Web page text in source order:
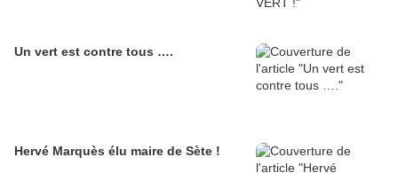
Un vert est contre tous ….
Hervé Marquès élu maire de Sète !